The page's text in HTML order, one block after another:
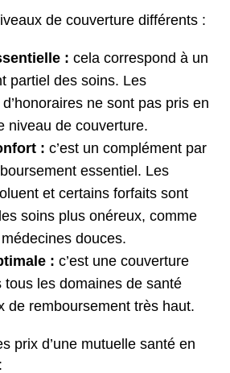
de couverture différents :
: cela correspond à un
partiel des soins. Les
ne sont pas pris en
niveau de couverture.
: c’est un complément par
essentiel. Les
et certains forfaits sont
soins plus onéreux, comme
médecines douces.
: c’est une couverture
tous les domaines de santé
de remboursement très haut.
prix d’une mutuelle santé en